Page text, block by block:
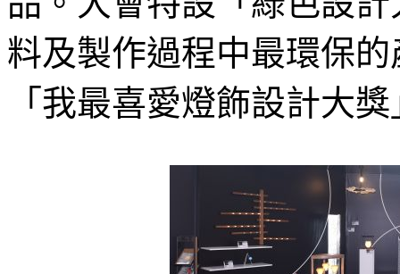
料及製作過程中最環保
「我最喜愛燈飾設計大